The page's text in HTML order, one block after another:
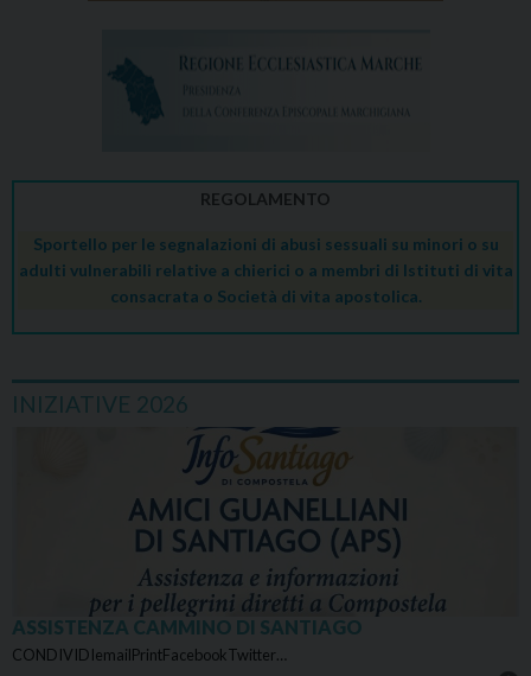
REGOLAMENTO
Sportello per le segnalazioni di abusi sessuali su minori o su
adulti vulnerabili relative a chierici o a membri di Istituti di vita
consacrata o Società di vita apostolica.
INIZIATIVE 2026
ASSISTENZA CAMMINO DI SANTIAGO
CONDIVIDIemailPrintFacebookTwitter…